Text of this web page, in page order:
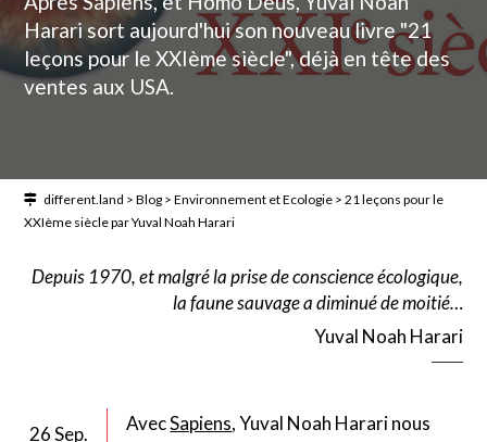
Harari sort aujourd'hui son nouveau livre "21
leçons pour le XXIème siècle", déjà en tête des
ventes aux USA.
different.land >Blog >Environnement et Ecologie >21 leçons pour le
XXIème siècle par Yuval Noah Harari
Depuis 1970, et malgré la prise de conscience écologique,
la faune sauvage a diminué de moitié…
Yuval Noah Harari
26 Sep.
AvecSapiens, Yuval Noah Harari nous